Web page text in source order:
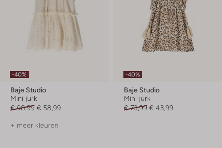
-40%
Baje Studio
Mini jurk
€ 98,99 € 58,99
+ meer kleuren
-40%
Baje Studio
Mini jurk
€ 73,99 € 43,99